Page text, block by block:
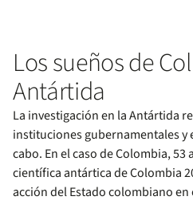
Los sueños de
Antártida
La investigación en la Antártida
instituciones gubernamentales y
cabo. En el caso de Colombia, 53
científica antártica de Colombia
acción del Estado colombiano